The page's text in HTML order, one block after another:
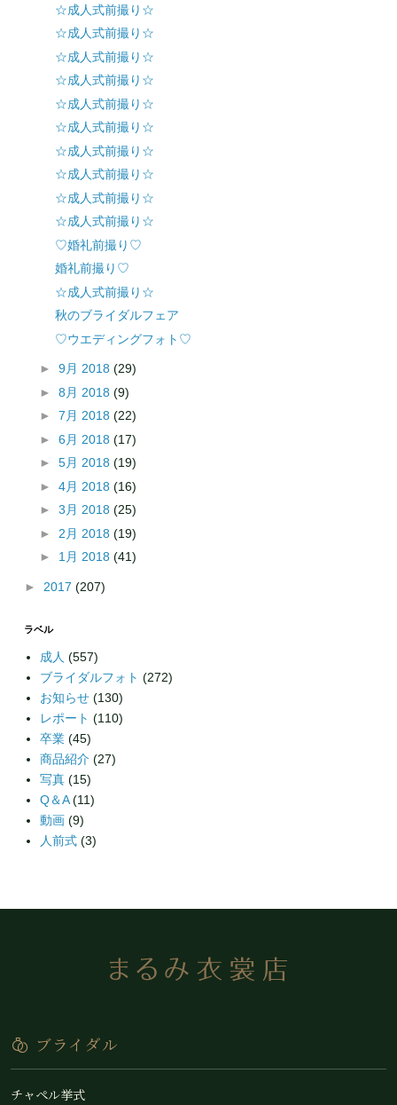
☆成人式前撮り☆
☆成人式前撮り☆
☆成人式前撮り☆
☆成人式前撮り☆
☆成人式前撮り☆
☆成人式前撮り☆
☆成人式前撮り☆
☆成人式前撮り☆
☆成人式前撮り☆
☆成人式前撮り☆
♡婚礼前撮り♡
婚礼前撮り♡
☆成人式前撮り☆
秋のブライダルフェア
♡ウエディングフォト♡
► 9月 2018 (29)
► 8月 2018 (9)
► 7月 2018 (22)
► 6月 2018 (17)
► 5月 2018 (19)
► 4月 2018 (16)
► 3月 2018 (25)
► 2月 2018 (19)
► 1月 2018 (41)
► 2017 (207)
ラベル
成人 (557)
ブライダルフォト (272)
お知らせ (130)
レポート (110)
卒業 (45)
商品紹介 (27)
写真 (15)
Q＆A(11)
動画 (9)
人前式 (3)
ブライダル
チャペル挙式